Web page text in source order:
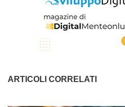
ARTICOLI CORRELATI